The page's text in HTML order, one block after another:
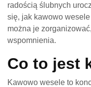
radością ślubnych
się, jak kawowo
można je
wspomnienia.
Co to jest
Kawowo wesele to